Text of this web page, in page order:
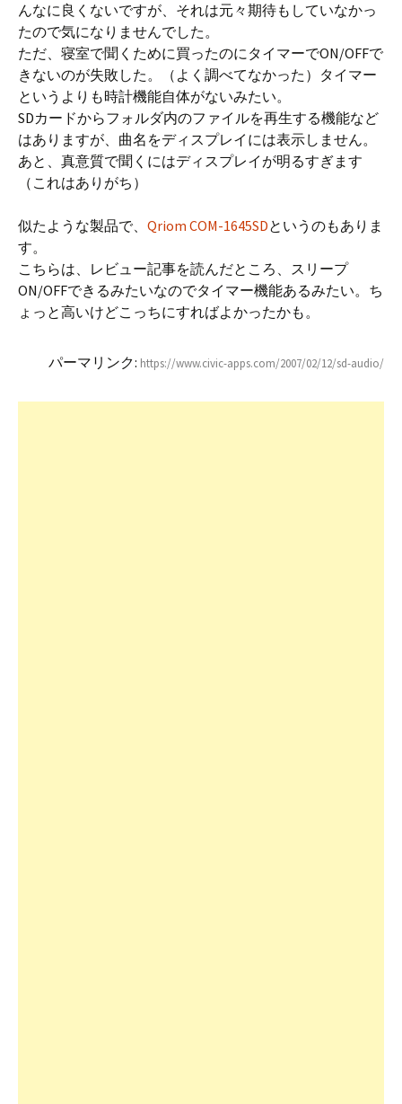
んなに良くないですが、それは元々期待もしていなかっ
たので気になりませんでした。
ただ、寝室で聞くために買ったのにタイマーでON/OFFで
きないのが失敗した。（よく調べてなかった）タイマー
というよりも時計機能自体がないみたい。
SDカードからフォルダ内のファイルを再生する機能など
はありますが、曲名をディスプレイには表示しません。
あと、真意質で聞くにはディスプレイが明るすぎます
（これはありがち）
似たような製品で、 Qriom COM-1645SDというのもありま
す。
こちらは、レビュー記事を読んだところ、スリープ
ON/OFFできるみたいなのでタイマー機能あるみたい。ち
ょっと高いけどこっちにすればよかったかも。
パーマリンク: https://www.civic-apps.com/2007/02/12/sd-audio/